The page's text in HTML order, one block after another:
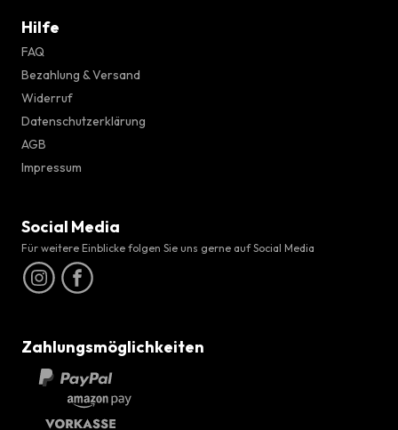
Hilfe
FAQ
Bezahlung & Versand
Widerruf
Datenschutzerklärung
AGB
Impressum
Social Media
Für weitere Einblicke folgen Sie uns gerne auf Social Media
Zahlungsmöglichkeiten